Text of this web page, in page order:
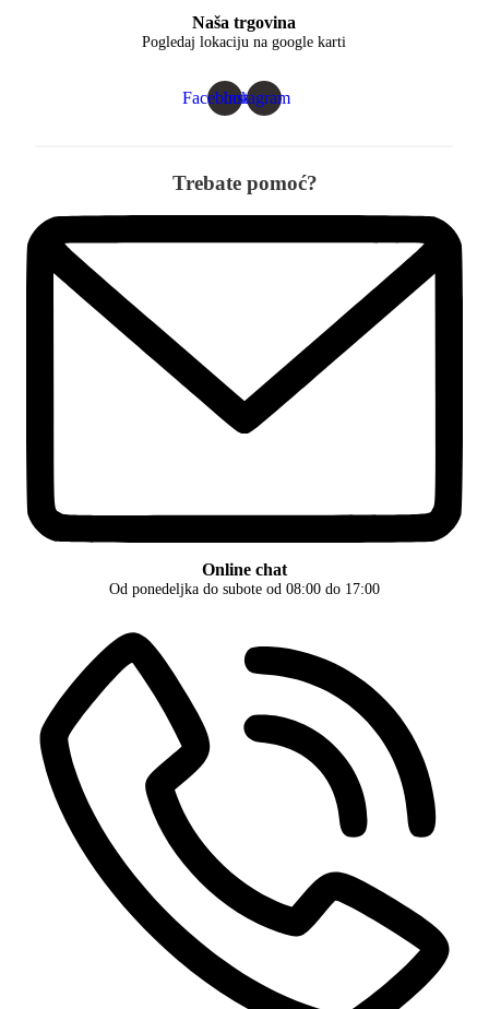
Naša trgovina
Pogledaj lokaciju na google karti
FacebookInstagram
Trebate pomoć?
Online chat
Od ponedeljka do subote od 08:00 do 17:00